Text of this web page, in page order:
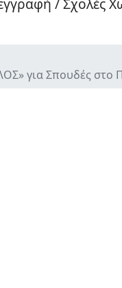
/ Σχολές
για Σπουδές στο